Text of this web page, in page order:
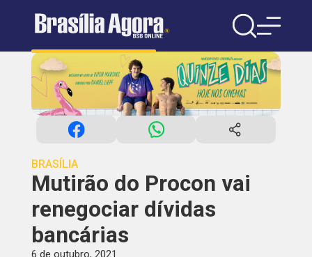
BRASÍLIA
Mutirão do Procon vai
renegociar dívidas
bancárias
6 de outubro, 2021